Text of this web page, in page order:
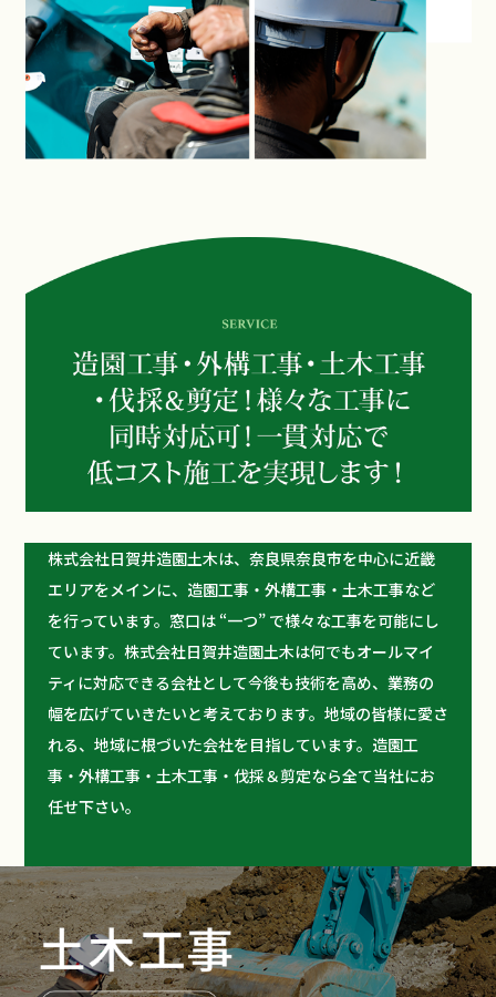
株式会社日賀井造園土木は、奈良県奈良市を中心に近畿
エリアをメインに、造園工事・外構工事・土木工事など
を行っています。窓口は “一つ” で様々な工事を可能にし
ています。株式会社日賀井造園土木は何でもオールマイ
ティに対応できる会社として今後も技術を高め、業務の
幅を広げていきたいと考えております。地域の皆様に愛さ
れる、地域に根づいた会社を目指しています。造園工
事・外構工事・土木工事・伐採＆剪定なら全て当社にお
任せ下さい。